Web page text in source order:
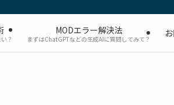
？
MODエラー解決法
まずはChatGPTなどの生成AIに質問してみて？